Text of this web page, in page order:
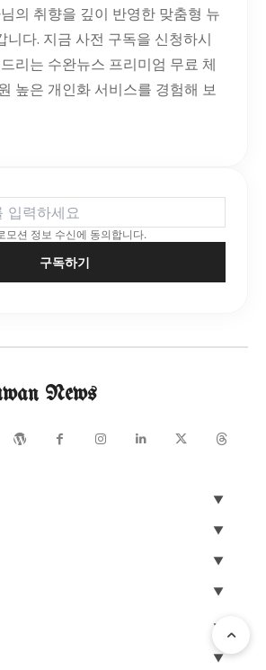
의 취향을 깊이 반영한 맞춤형 뉴
니다. 지금 사전 구독을 신청하시
리는 수완뉴스 프리미엄 무료 체
높은 개인화 서비스를 경험해 보
모션 정보 수신에 동의합니다.
구독하기
News